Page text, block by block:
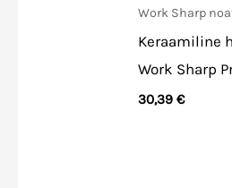
Work Sharp
Keraamiline
Work Sharp
30,39 €